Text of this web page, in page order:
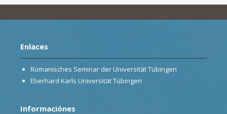
Enlaces
Romanisches Seminar der Universität Tübingen
Eberhard Karls Universität Tübingen
Informaciónes